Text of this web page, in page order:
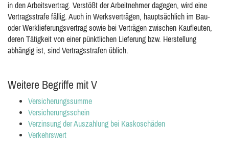
in den Arbeitsvertrag. Verstößt der Arbeitnehmer dagegen, wird eine
Vertragsstrafe fällig. Auch in Werksverträgen, hauptsächlich im Bau-
oder Werklieferungsvertrag sowie bei Verträgen zwischen Kaufleuten,
deren Tätigkeit von einer pünktlichen Lieferung bzw. Herstellung
abhängig ist, sind Vertragsstrafen üblich.
Weitere Begriffe mit V
Versicherungssumme
Versicherungsschein
Verzinsung der Auszahlung bei Kaskoschäden
Verkehrswert